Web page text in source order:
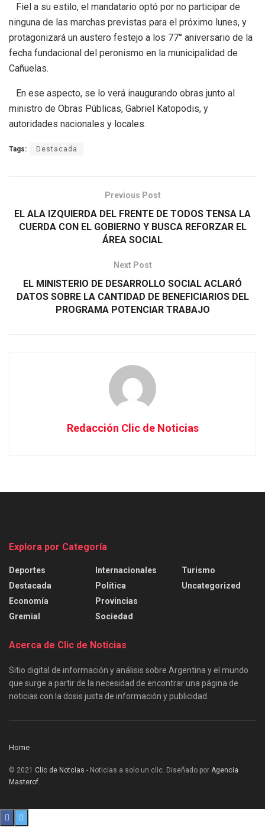
Fiel a su estilo, el mandatario optó por no participar de
ninguna de las marchas previstas para el próximo lunes, y
protagonizará un austero festejo a los 77° aniversario de la
fecha fundacional del peronismo en la municipalidad de
Cañuelas.
En ese aspecto, se lo verá inaugurando obras junto al
ministro de Obras Públicas, Gabriel Katopodis, y
autoridades nacionales y locales.
Tags: Destacada
Previous Post
EL ALA IZQUIERDA DEL FRENTE DE TODOS TENSA LA
CUERDA CON EL GOBIERNO Y BUSCA REFORZAR EL
ÁREA SOCIAL
Next Post
EL MINISTERIO DE DESARROLLO SOCIAL ACLARÓ
DATOS SOBRE LA CANTIDAD DE BENEFICIARIOS DEL
PROGRAMA POTENCIAR TRABAJO
Redacción Clic de Noticias
Explora por Categoría
Deportes
Destacada
Economía
Gremial
Internacionales
Política
Provincias
Sociedad
Turismo
Uncategorized
Acerca de Clic de Noticias
Sitio digital de información y análisis sobre Argentina y el mundo
que surge a partir de la necesidad de encontrar una página de
noticias con la dosis justa de información y publicidad.
Home
© 2021 Clic de Notcias - Noticias a solo un clic. Diseñado por Agencia
Masterof.